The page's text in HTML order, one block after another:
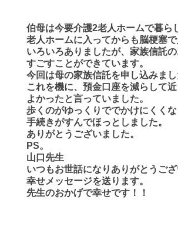
伯母は今要介護2老人ホームで暮ら
老人ホームに入ってからも脳梗塞で
いろいろありましたが、家族信託
すごすことができています。
今回は母の家族信託を申し込みまし
これを機に、預金口座を減らして
よかったと言っていました。
歩くのがゆっくりででかけにくく
手続きがすんでほっとしました。
ありがとうございました。
PS。
山口先生
いつもお世話になりありがとうござ
幸せメッセージを送ります。
先生のおかげで幸せです！！